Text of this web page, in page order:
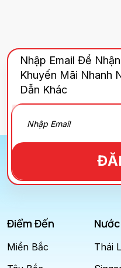
Nhập Email Để
Khuyến Mãi Nhanh
Dẫn Khác
Điểm Đến
Miền Bắc
Thái